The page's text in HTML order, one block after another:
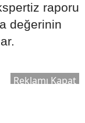
raporu
değerinin
Reklamı Kapat